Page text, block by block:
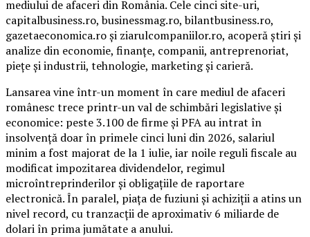
mediului de afaceri din România. Cele cinci site-uri,
capitalbusiness.ro, businessmag.ro, bilantbusiness.ro,
gazetaeconomica.ro și ziarulcompaniilor.ro, acoperă știri și
analize din economie, finanțe, companii, antreprenoriat,
piețe și industrii, tehnologie, marketing și carieră.
Lansarea vine într-un moment în care mediul de afaceri
românesc trece printr-un val de schimbări legislative și
economice: peste 3.100 de firme și PFA au intrat în
insolvență doar în primele cinci luni din 2026, salariul
minim a fost majorat de la 1 iulie, iar noile reguli fiscale au
modificat impozitarea dividendelor, regimul
microîntreprinderilor și obligațiile de raportare
electronică. În paralel, piața de fuziuni și achiziții a atins un
nivel record, cu tranzacții de aproximativ 6 miliarde de
dolari în prima jumătate a anului.